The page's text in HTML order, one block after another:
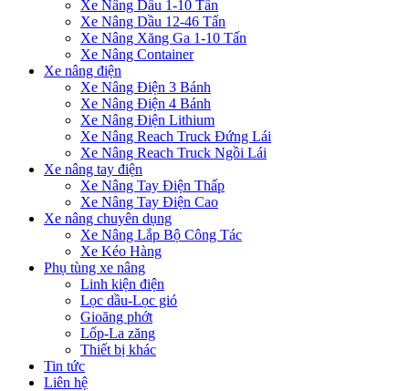
Xe Nâng Dầu 1-10 Tấn
Xe Nâng Dầu 12-46 Tấn
Xe Nâng Xăng Ga 1-10 Tấn
Xe Nâng Container
Xe nâng điện
Xe Nâng Điện 3 Bánh
Xe Nâng Điện 4 Bánh
Xe Nâng Điện Lithium
Xe Nâng Reach Truck Đứng Lái
Xe Nâng Reach Truck Ngồi Lái
Xe nâng tay điện
Xe Nâng Tay Điện Thấp
Xe Nâng Tay Điện Cao
Xe nâng chuyên dụng
Xe Nâng Lắp Bộ Công Tác
Xe Kéo Hàng
Phụ tùng xe nâng
Linh kiện điện
Lọc dầu-Lọc gió
Gioăng phớt
Lốp-La zăng
Thiết bị khác
Tin tức
Liên hệ